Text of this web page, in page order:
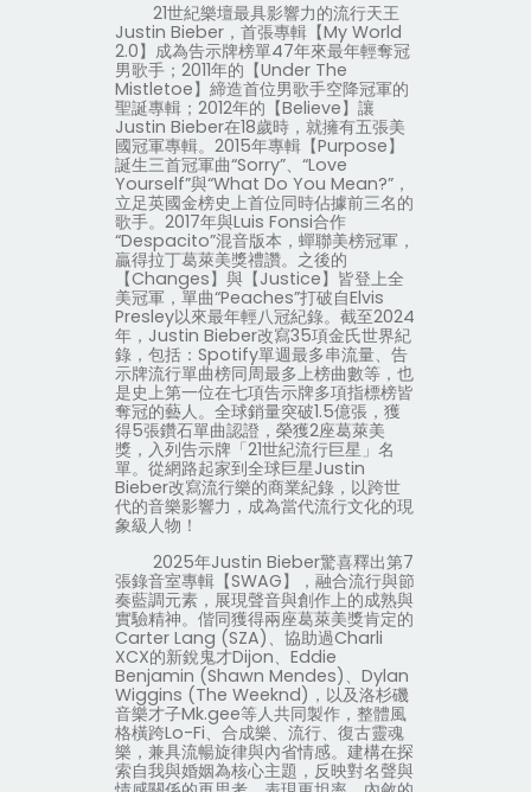
21世紀樂壇最具影響力的流行天王
Justin Bieber，首張專輯【My World
2.0】成為告示牌榜單47年來最年輕奪冠
男歌手； 2011年的【Under The
Mistletoe】締造首位男歌手空降冠軍的
聖誕專輯； 2012年的【Believe】讓
Justin Bieber在18歲時，就擁有五張美
國冠軍專輯。 2015年專輯【Purpose】
誕生三首冠軍曲“Sorry”、“Love
Yourself”與“What Do You Mean?”，
立足英國金榜史上首位同時佔據前三名的
歌手。 2017年與Luis Fonsi合作
“Despacito”混音版本，蟬聯美榜冠軍，
贏得拉丁葛萊美獎禮讚。之後的
【Changes】與【Justice】皆登上全
美冠軍，單曲“Peaches”打破自Elvis
Presley以來最年輕八冠紀錄。截至2024
年， Justin Bieber改寫35項金氏世界紀
錄，包括： Spotify單週最多串流量、告
示牌流行單曲榜同周最多上榜曲數等，也
是史上第一位在七項告示牌多項指標榜皆
奪冠的藝人。全球銷量突破1.5億張，獲
得5張鑽石單曲認證，榮獲2座葛萊美
獎，入列告示牌「21世紀流行巨星」名
單。從網路起家到全球巨星Justin
Bieber改寫流行樂的商業紀錄，以跨世
代的音樂影響力，成為當代流行文化的現
象級人物！
2025年Justin Bieber驚喜釋出第7
張錄音室專輯【SWAG】，融合流行與節
奏藍調元素，展現聲音與創作上的成熟與
實驗精神。偕同獲得兩座葛萊美獎肯定的
Carter Lang (SZA) 、協助過Charli
XCX的新銳鬼才Dijon、 Eddie
Benjamin (Shawn Mendes) 、 Dylan
Wiggins (The Weeknd) ，以及洛杉磯
音樂才子Mk.gee等人共同製作，整體風
格橫跨Lo-Fi、合成樂、流行、復古靈魂
樂，兼具流暢旋律與內省情感。建構在探
索自我與婚姻為核心主題，反映對名聲與